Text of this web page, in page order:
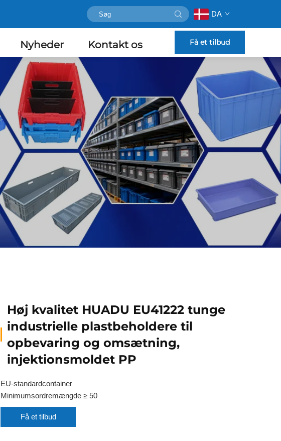
DA
Nyheder Kontakt os Få et tilbud
Høj kvalitet HUADU EU41222 tunge
industrielle plastbeholdere til
opbevaring og omsætning,
injektionsmoldet PP
EU-standardcontainer
Minimumsordremængde ≥ 50
Få et tilbud